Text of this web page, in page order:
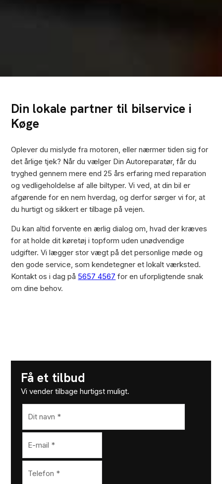
Din lokale partner til bilservice i
Køge
Oplever du mislyde fra motoren, eller nærmer tiden sig for
det årlige tjek? Når du vælger Din Autoreparatør, får du
tryghed gennem mere end 25 års erfaring med reparation
og vedligeholdelse af alle biltyper. Vi ved, at din bil er
afgørende for en nem hverdag, og derfor sørger vi for, at
du hurtigt og sikkert er tilbage på vejen.
Du kan altid forvente en ærlig dialog om, hvad der kræves
for at holde dit køretøj i topform uden unødvendige
udgifter. Vi lægger stor vægt på det personlige møde og
den gode service, som kendetegner et lokalt værksted.
Kontakt os i dag på 5657 4567 for en uforpligtende snak
om dine behov.
Få et tilbud
Vi vender tilbage hurtigst muligt.